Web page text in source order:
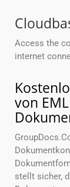
Access the
internet
von
stellt sicher,